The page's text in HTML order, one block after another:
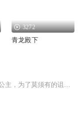
3272
青龙殿下